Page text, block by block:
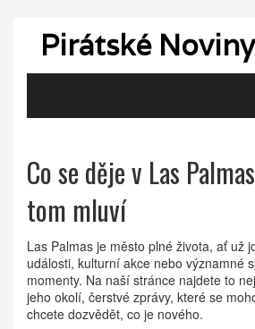
Pirátské Noviny
Co se děje v Las
tom mluví
Las Palmas je město plné života, ať už
události, kulturní akce nebo významné
momenty. Na naší stránce najdete to
jeho okolí, čerstvé zprávy, které se
chcete dozvědět, co je nového.